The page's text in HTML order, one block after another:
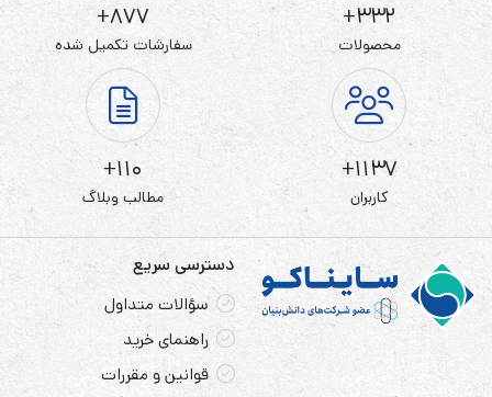
332+
محصولات
877+
سفارشات تکمیل شده
1137+
کاربران
110+
مطالب وبلاگ
دسترسی سریع
سؤالات متداول
راهنمای خرید
قوانین و مقررات